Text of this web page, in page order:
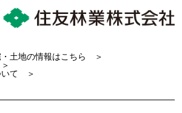
土地の情報はこちら ＞
いて ＞